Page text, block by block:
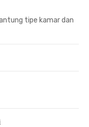
tipe kamar dan